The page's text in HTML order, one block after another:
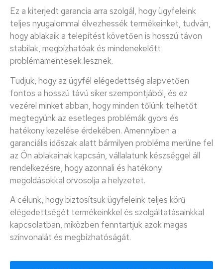
Ez a kiterjedt garancia arra szolgál, hogy ügyfeleink
teljes nyugalommal élvezhessék termékeinket, tudván,
hogy ablakaik a telepítést követően is hosszú távon
stabilak, megbízhatóak és mindenekelőtt
problémamentesek lesznek.
Tudjuk, hogy az ügyfél elégedettség alapvetően
fontos a hosszú távú siker szempontjából, és ez
vezérel minket abban, hogy minden tőlünk telhetőt
megtegyünk az esetleges problémák gyors és
hatékony kezelése érdekében. Amennyiben a
garanciális időszak alatt bármilyen probléma merülne fel
az Ön ablakainak kapcsán, vállalatunk készséggel áll
rendelkezésre, hogy azonnali és hatékony
megoldásokkal orvosolja a helyzetet.
A célunk, hogy biztosítsuk ügyfeleink teljes körű
elégedettségét termékeinkkel és szolgáltatásainkkal
kapcsolatban, miközben fenntartjuk azok magas
színvonalát és megbízhatóságát.